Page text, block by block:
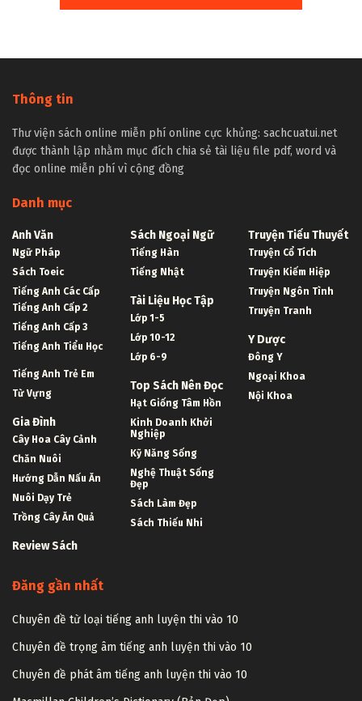
Thông tin
Thư viện sách online miễn phí online cực khủng: sachcuatui.net
được thành lập nhằm mục đích chia sẻ tài liệu file pdf, word và
đọc online miễn phí vì cộng đồng
Danh mục
Anh Văn
Ngữ Pháp
Sách Toeic
Tiếng Anh Các Cấp
Tiếng Anh Cấp 2
Tiếng Anh Cấp 3
Tiếng Anh Tiểu Học
Tiếng Anh Trẻ Em
Từ Vựng
Gia Đình
Cây Hoa Cây Cảnh
Chăn Nuôi
Hướng Dẫn Nấu Ăn
Nuôi Dạy Trẻ
Trồng Cây Ăn Quả
Review Sách
Sách Ngoại Ngữ
Tiếng Hàn
Tiếng Nhật
Tài Liệu Học Tập
Lớp 1-5
Lớp 10-12
Lớp 6-9
Top Sách Nên Đọc
Hạt Giống Tâm Hồn
Kinh Doanh Khởi
Nghiệp
Kỹ Năng Sống
Nghệ Thuật Sống
Đẹp
Sách Làm Đẹp
Sách Thiếu Nhi
Truyện Tiểu Thuyết
Truyện Cổ Tích
Truyện Kiếm Hiệp
Truyện Ngôn Tình
Truyện Tranh
Y Dược
Đông Y
Ngoại Khoa
Nội Khoa
Đăng gần nhất
Chuyên đề từ loại tiếng anh luyện thi vào 10
Chuyên đề trọng âm tiếng anh luyện thi vào 10
Chuyên đề phát âm tiếng anh luyện thi vào 10